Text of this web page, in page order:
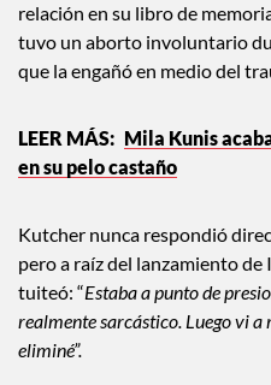
relación en su libro de
tuvo un aborto involuntario
que la engañó en medio del
Mila Kunis
en su pelo castaño
Kutcher nunca respondió
pero a raíz del lanzamiento
tuiteó: “Estaba a punto de
realmente sarcástico. Luego vi a
eliminé”.